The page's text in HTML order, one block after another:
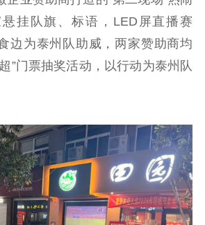
新闻出版
政务服务
作品著作权
登记服务
智库服务
管理平台
文艺创作
服务管理
理论宣讲
共建共享平台
政工继续教育学
习平台
注册
业务申报系统
挂队旗、标语，LED屏直播赛
边为泰州队助威，两家赞助商均
”门票抽奖活动，以行动为泰州队